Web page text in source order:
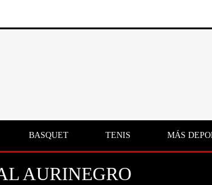
BASQUET TENIS MÁS
AURINEGRO